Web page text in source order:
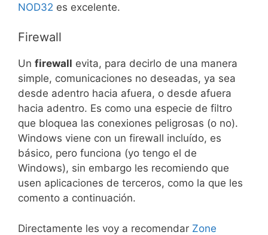
NOD32 es excelente.
Firewall
Un firewall evita, para decirlo de una manera
simple, comunicaciones no deseadas, ya sea
desde adentro hacia afuera, o desde afuera
hacia adentro. Es como una especie de filtro
que bloquea las conexiones peligrosas (o no).
Windows viene con un firewall incluído, es
básico, pero funciona (yo tengo el de
Windows), sin embargo les recomiendo que
usen aplicaciones de terceros, como la que les
comento a continuación.
Directamente les voy a recomendar Zone